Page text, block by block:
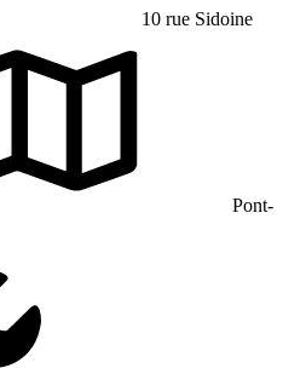
10 rue Sidoine
Pont-